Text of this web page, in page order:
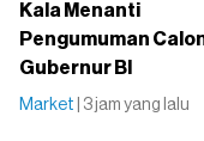
Kala Menanti
Pengumuman
Gubernur BI
Market | 3 jam yang lalu